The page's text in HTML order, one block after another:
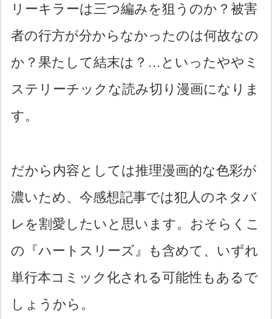
リーキラーは三つ編みを狙うのか？被害
者の行方が分からなかったのは何故なの
か？果たして結末は？…といったややミ
ステリーチックな読み切り漫画になりま
す。
だから内容としては推理漫画的な色彩が
濃いため、今感想記事では犯人のネタバ
レを割愛したいと思います。おそらくこ
の『ハートスリーズ』も含めて、いずれ
単行本コミック化される可能性もあるで
しょうから。